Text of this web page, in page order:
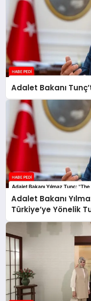
Adalet Bakanı
Adalet Bakanı
Türkiye’ye Yönelik